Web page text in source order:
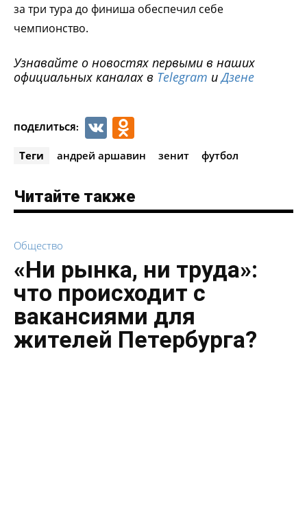
за три тура до финиша обеспечил себе
чемпионство.
Узнавайте о новостях первыми в наших
официальных каналах в Telegram иДзене
ПОДЕЛИТЬСЯ: VK
Теги андрей аршавин зенит футбол
Читайте также
Общество
«Ни рынка, ни труда»:
что происходит с
вакансиями для
жителей Петербурга?